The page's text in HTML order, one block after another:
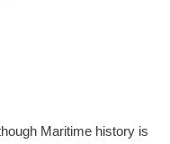
Maritime history is